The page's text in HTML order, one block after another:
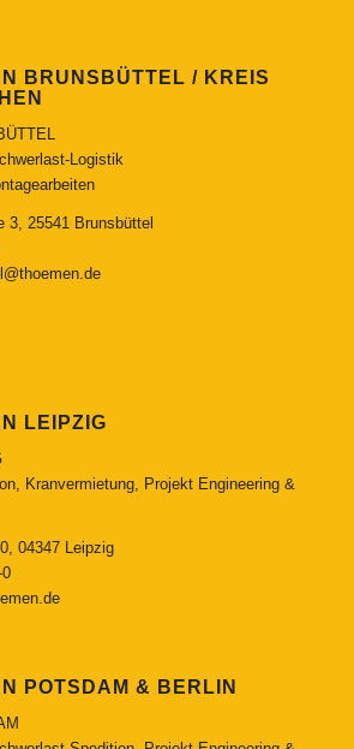
BRUNSBÜTTEL / KREIS
Logistik
3, 25541 Brunsbüttel
LEIPZIG
Kranvermietung, Projekt Engineering &
04347 Leipzig
POTSDAM & BERLIN